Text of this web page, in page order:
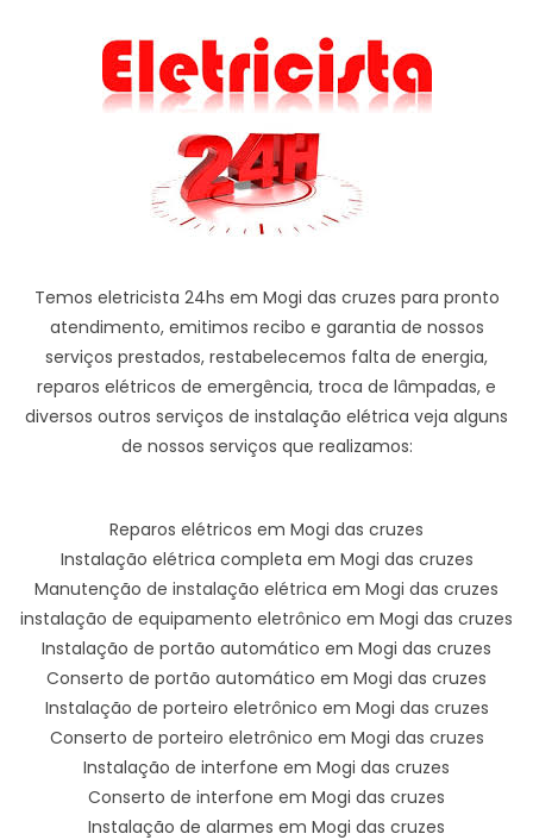
Temos eletricista 24hs em Mogi das cruzes para pronto
atendimento, emitimos recibo e garantia de nossos
serviços prestados, restabelecemos falta de energia,
reparos elétricos de emergência, troca de lâmpadas, e
diversos outros serviços de instalação elétrica veja alguns
de nossos serviços que realizamos:
Reparos elétricos em Mogi das cruzes
Instalação elétrica completa em Mogi das cruzes
Manutenção de instalação elétrica em Mogi das cruzes
instalação de equipamento eletrônico em Mogi das cruzes
Instalação de portão automático em Mogi das cruzes
Conserto de portão automático em Mogi das cruzes
Instalação de porteiro eletrônico em Mogi das cruzes
Conserto de porteiro eletrônico em Mogi das cruzes
Instalação de interfone em Mogi das cruzes
Conserto de interfone em Mogi das cruzes
Instalação de alarmes em Mogi das cruzes